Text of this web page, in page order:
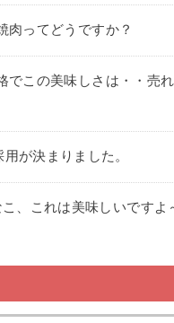
肉ってどうですか？
でこの美味しさは・・売
が決まりました。
、これは美味しいですよ